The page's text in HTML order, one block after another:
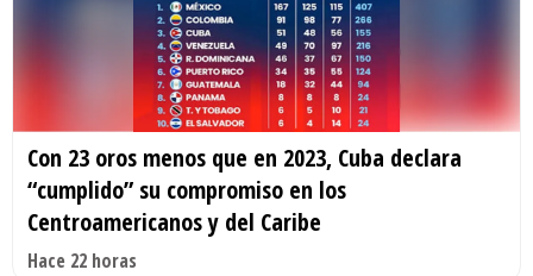
Con 23 oros menos que en 2023, Cuba declara
“cumplido” su compromiso en los
Centroamericanos y del Caribe
Hace 22 horas